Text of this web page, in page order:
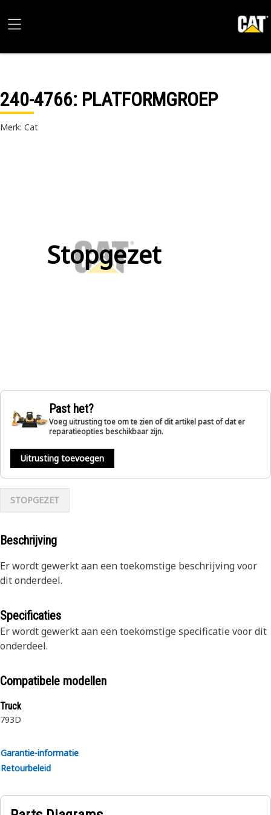
240-4766: PLATFORMGROEP
Merk: Cat
Stopgezet
Past het?
Voeg uitrusting toe om te zien of dit artikel past of dat er
reparatieopties beschikbaar zijn.
Uitrusting toevoegen
STOPGEZET
Beschrijving
Er wordt gewerkt aan een toekomstige beschrijving voor
dit onderdeel.
Specificaties
Er wordt gewerkt aan een toekomstige specificatie voor dit
onderdeel.
Compatibele modellen
Truck
793D
Garantie-informatie
Retourbeleid